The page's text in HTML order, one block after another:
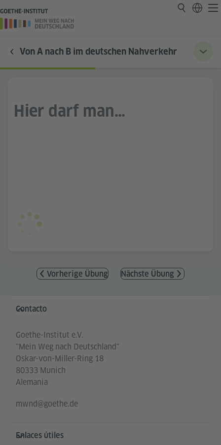
Von A nach B im deutschen Nahverkehr
Hier darf man…
Vorherige Übung Nächste Übung
Service- und Informationsbereich
Contacto
Goethe-Institut e.V.
"Mein Weg nach Deutschland"
Oskar-von-Miller-Ring 18
80333 Munich
Alemania
mwnd@goethe.de
Enlaces útiles